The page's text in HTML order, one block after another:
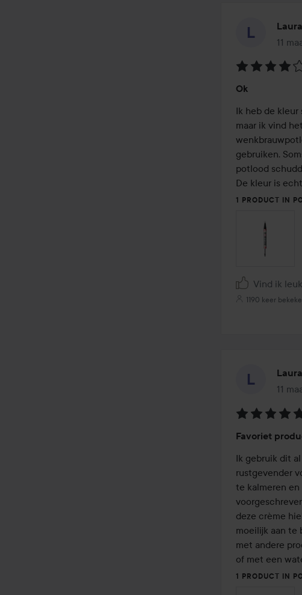
Laura
11
Het
4
van
de
5
Ok
Ik heb de
maar ik vind
gebruiken.
potlood
De kleur is
1 PRODUCT IN
Vind ik leuk
1190 keer
Laura
11
Het
5
van
de
5
Favoriet
Ik gebruik dit
rustgevender
te kalmeren en
deze crème
moeilijk aan te
met andere
of met een
1 PRODUCT IN